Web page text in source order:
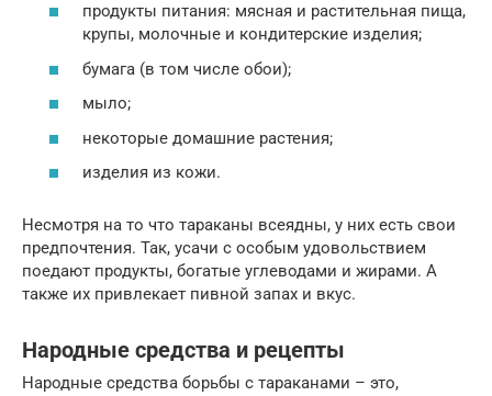
продукты питания: мясная и растительная пища,
крупы, молочные и кондитерские изделия;
бумага (в том числе обои);
мыло;
некоторые домашние растения;
изделия из кожи.
Несмотря на то что тараканы всеядны, у них есть свои
предпочтения. Так, усачи с особым удовольствием
поедают продукты, богатые углеводами и жирами. А
также их привлекает пивной запах и вкус.
Народные средства и рецепты
Народные средства борьбы с тараканами – это,